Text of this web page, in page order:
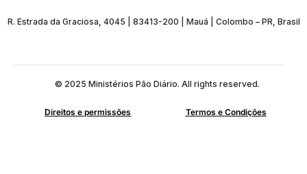
R. Estrada da Graciosa, 4045 | 83413-200 | Mauá | Colombo – PR, Brasil
© 2025 Ministérios Pão Diário. All rights reserved.
Direitos e permissões Termos e Condições